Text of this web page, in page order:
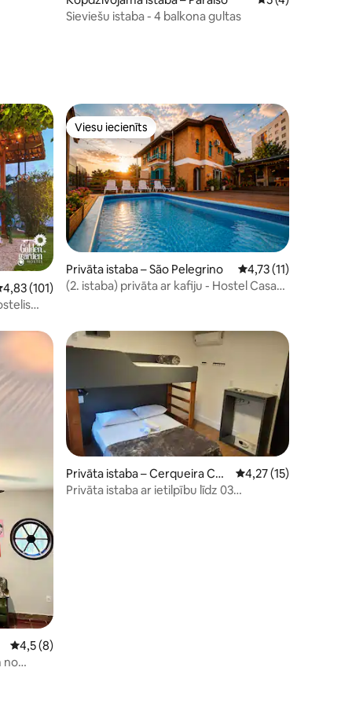
Sieviešu istaba - 4 balkona gultas
45 vērtējums: 4,83 no 5, atsauksmju skaits: 101
4,83 (101)
Viesu iecienīts
Viesu iecienīts
Privāta istaba – São Pelegrino Vidējais vērtējums:
4,73 (11)
(2. istaba) privāta ar kafiju - Hostel Casa
5
Vidējais vērtējums: 4,5 no 5, atsauksmju skaits: 8
4,5 (8)
no
Privāta istaba – Cerqueira Cés
ar
Vidējais vērtējums:
4,27 (15)
Privāta istaba ar ietilpību līdz 03